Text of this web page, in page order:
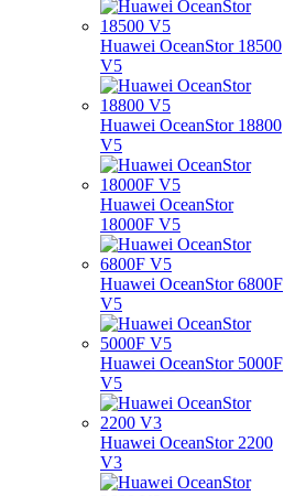
Huawei OceanStor 18500
V5
Huawei OceanStor 18800
V5
Huawei OceanStor
18000F V5
Huawei OceanStor 6800F
V5
Huawei OceanStor 5000F
V5
Huawei OceanStor 2200
V3